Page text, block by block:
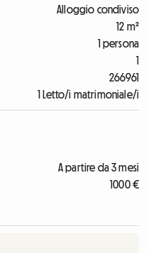
Alloggio condiviso
12 m²
1 persona
1
266961
1 Letto/i matrimoniale/i
A partire da 3 mesi
1000 €